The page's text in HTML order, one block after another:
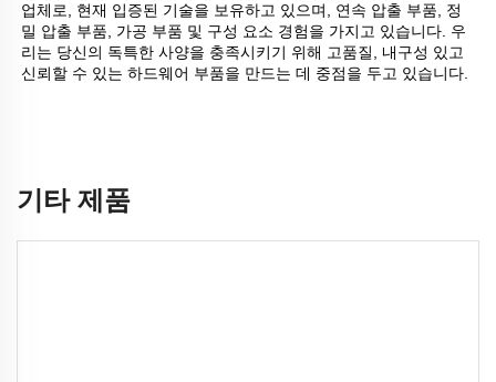
업체로, 현재 입증된 기술을 보유하고 있으며, 연속 압출 부품, 정
밀 압출 부품, 가공 부품 및 구성 요소 경험을 가지고 있습니다. 우
리는 당신의 독특한 사양을 충족시키기 위해 고품질, 내구성 있고
신뢰할 수 있는 하드웨어 부품을 만드는 데 중점을 두고 있습니다.
기타 제품